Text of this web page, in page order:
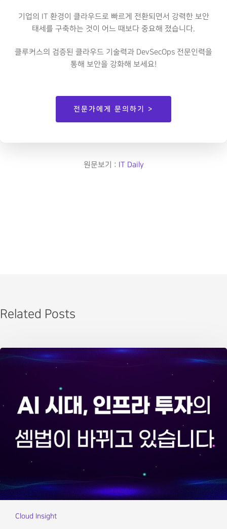
기업의 IT 환경이 클라우드로 빠르게 전환되면서 강력한 보안
태세를 구축하는 것이 어느 때보다 중요해 졌습니다.
클루커스의 검증된 클라우드 기술력과 DevSecOps 전문인력을
통해 보안을 강화해 보세요!
전문가에게 문의하기 >
원문보기 : IT Daily
Related Posts
Cloud Insight